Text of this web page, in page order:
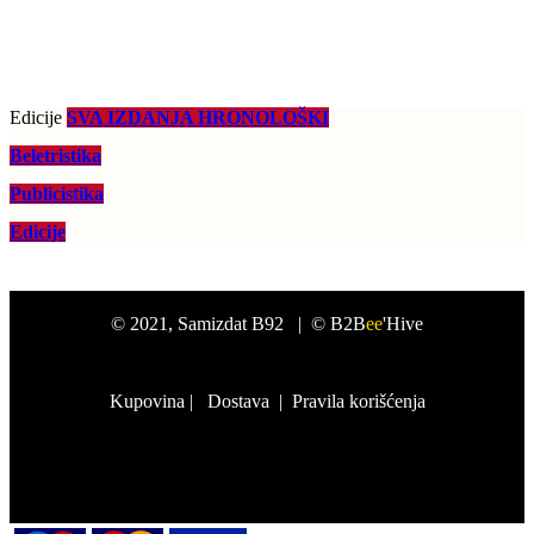
Edicije SVA IZDANJA HRONOLOŠKI
Beletristika
Publicistika
Edicije
© 2021 , Samizdat B92 | © B2Bee'Hive
Kupovina | Dostava | Pravila korišćenja